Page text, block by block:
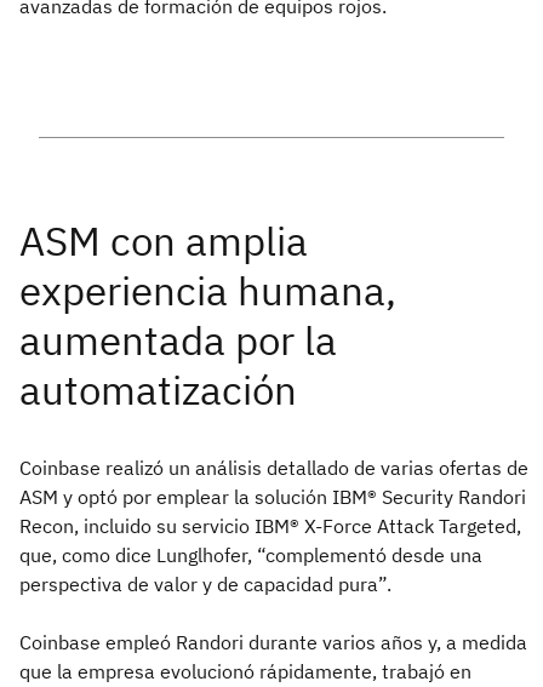
avanzadas de formación de equipos rojos.
Coinbase realizó un análisis detallado de varias ofertas de
ASM y optó por emplear la solución IBM® Security Randori
Recon, incluido su servicio IBM® X-Force Attack Targeted,
que, como dice Lunglhofer, “complementó desde una
perspectiva de valor y de capacidad pura”.
Coinbase empleó Randori durante varios años y, a medida
que la empresa evolucionó rápidamente, trabajó en